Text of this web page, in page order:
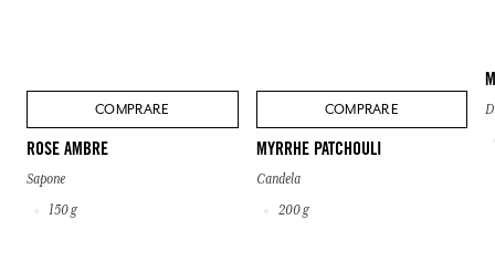
COMPRARE
ROSE AMBRE
Sapone
150 g
COMPRARE
MYRRHE PATCHOULI
Candela
200 g